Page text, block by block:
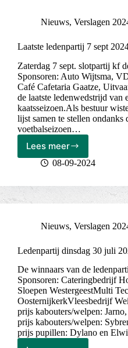
Nieuws, Verslagen
Laatste ledenpartij 7 sept
Zaterdag 7 sept. slotpartij kf
Sponsoren: Auto Wijtsma,
Café Cafetaria Gaatze,
de laatste ledenwedstrijd van
kaatsseizoen.Als bestuur
lijst samen te stellen ondanks
voetbalseizoen…
Lees meer
Laatste
ledenpartij
sept
08-09-2024
Nieuws, Verslagen
Ledenpartij dinsdag 30 juli
De winnaars van de
Sponsoren: Cateringbedrijf
Sloepen WestergeestMulti
OosternijkerkVleesbedrijf
prijs kabouters/welpen:
prijs kabouters/welpen:
prijs pupillen: Dylano en